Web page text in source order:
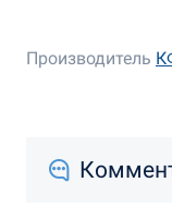
Производитель